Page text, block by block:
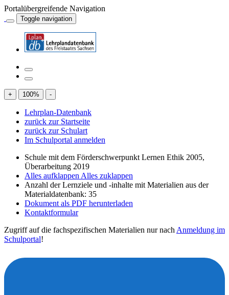
Portalübergreifende Navigation
Toggle navigation
+ 100% -
Lehrplan-Datenbank
zurück zur Startseite
zurück zur Schulart
Im Schulportal anmelden
Schule mit dem Förderschwerpunkt Lernen Ethik 2005,
Überarbeitung 2019
Alles aufklappen Alles zuklappen
Anzahl der Lernziele und -inhalte mit Materialien aus der
Materialdatenbank: 35
Dokument als PDF herunterladen
Kontaktformular
Zugriff auf die fachspezifischen Materialien nur nach Anmeldung im
Schulportal!